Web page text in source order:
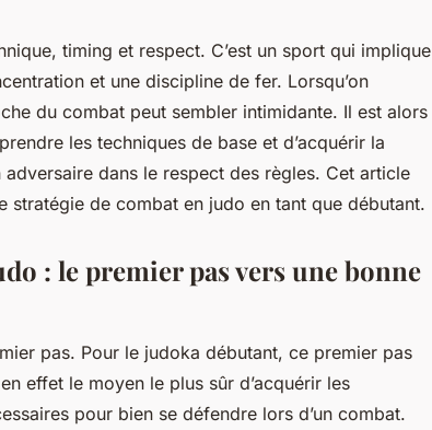
timing et respect. C’est un sport qui implique
et une discipline de fer. Lorsqu’on
du combat peut sembler intimidante. Il est alors
les techniques de base et d’acquérir la
dans le respect des règles. Cet article
de combat en judo en tant que débutant.
: le premier pas vers une bonne
pas. Pour le judoka débutant, ce premier pas
effet le moyen le plus sûr d’acquérir les
pour bien se défendre lors d’un combat.